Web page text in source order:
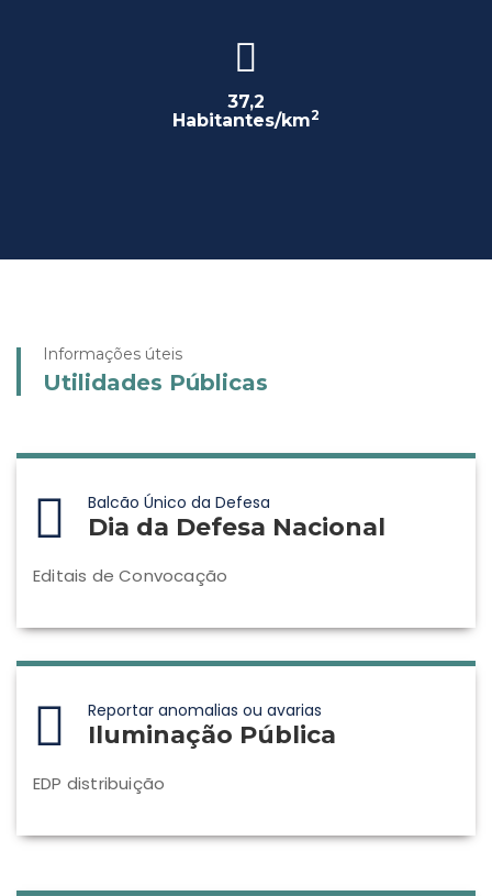
37,2
Habitantes/km2
Informações úteis
Utilidades Públicas
Balcão Único da Defesa
Dia da Defesa Nacional
Editais de Convocação
Reportar anomalias ou avarias
Iluminação Pública
EDP distribuição